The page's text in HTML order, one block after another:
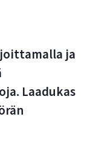
ja
Laadukas